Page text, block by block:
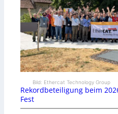
Bild: Ethercat Technology Group
Rekordbeteiligung beim
Fest